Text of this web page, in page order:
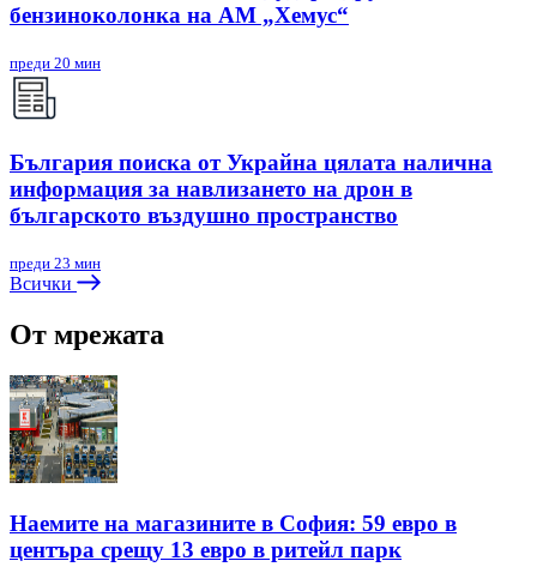
бензиноколонка на АМ „Хемус“
преди 20 мин
България поиска от Украйна цялата налична
информация за навлизането на дрон в
българското въздушно пространство
преди 23 мин
Всички
От мрежата
Наемите на магазините в София: 59 евро в
центъра срещу 13 евро в ритейл парк